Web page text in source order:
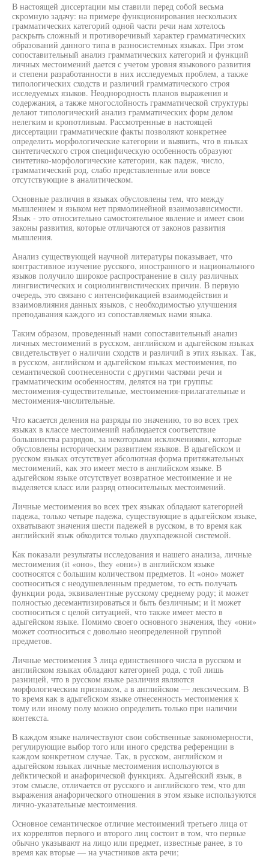
В настоящей диссертации мы ставили перед собой весьма
скромную задачу: на примере функционирования нескольких
грамматических категорий одной части речи нам хотелось
раскрыть сложный и противоречивый характер грамматических
образований данного типа в разносистемных языках. При этом
сопоставительный анализ грамматических категорий и функций
личных местоимений дается с учетом уровня языкового развития
и степени разработанности в них исследуемых проблем, а также
типологических сходств и различий грамматического строя
исследуемых языков. Неоднородность планов выражения и
содержания, а также многослойность грамматической структуры
делают типологический анализ грамматических форм делом
нелегким и кропотливым. Рассмотренные в настоящей
диссертации грамматические факты позволяют конкретнее
определить морфологические категории и выявить, что в языках
синтетического строя специфическую особенность образуют
синтетико-морфологические категории, как падеж, число,
грамматический род, слабо представленные или вовсе
отсутствующие в аналитическом.
Основные различия в языках обусловлены тем, что между
мышлением и языком нет прямолинейной взаимозависимости.
Язык - это относительно самостоятельное явление и имеет свои
законы развития, которые отличаются от законов развития
мышления.
Анализ существующей научной литературы показывает, что
контрастивное изучение русского, иностранного и национального
языков получило широкое распространение в силу различных
лингвистических и социолингвистических причин. В первую
очередь, это связано с интенсификацией взаимодействия и
взаимовлияния данных языков, с необходимостью улучшения
преподавания каждого из сопоставляемых нами языка.
Таким образом, проведенный нами сопоставительный анализ
личных местоимений в русском, английском и адыгейском языках
свидетельствует о наличии сходств и различий в этих языках. Так,
в русском, английском и адыгейском языках местоимения, по
семантической соотнесенности с другими частями речи и
грамматическим особенностям, делятся на три группы:
местоимения-существительные, местоимения-прилагательные и
местоимения-числительные.
Что касается деления на разряды по значению, то во всех трех
языках в классе местоимений наблюдается соответствие
большинства разрядов, за некоторыми исключениями, которые
обусловлены историческим развитием языков. В адыгейском и
русском языках отсутствует абсолютная форма притяжательных
местоимений, как это имеет место в английском языке. В
адыгейском языке отсутствует возвратное местоимение и не
выделяется класс или разряд относительных местоимений.
Личные местоимения во всех трех языках обладают категорией
падежа, только четыре падежа, существующие в адыгейском языке,
охватывают значения шести падежей в русском, в то время как
английский язык обходится только двухпадежной системой.
Как показали результаты исследования и нашего анализа, личные
местоимения (it «оно», they «они») в английском языке
соотносятся с большим количеством предметов. It «оно» может
соотноситься с неодушевленным предметом, то есть получать
функции рода, эквивалентные русскому среднему роду; it может
полностью десемантизироваться и быть безличным; и it может
соотноситься с целой ситуацией, что также имеет место в
адыгейском языке. Помимо своего основного значения, they «они»
может соотноситься с довольно неопределенной группой
предметов.
Личные местоимения 3 лица единственного числа в русском и
английском языках обладают категорией рода, с той лишь
разницей, что в русском языке различия являются
морфологическим признаком, а в английском — лексическим. В
то время как в адыгейском языке отнесенность местоимения к
тому или иному полу можно определить только при наличии
контекста.
В каждом языке наличествуют свои собственные закономерности,
регулирующие выбор того или иного средства референции в
каждом конкретном случае. Так, в русском, английском и
адыгейском языках личные местоимения используются в
дейктической и анафорической функциях. Адыгейский язык, в
этом смысле, отличается от русского и английского тем, что для
выражения анафорического отношения в этом языке используются
лично-указательные местоимения.
Основное семантическое отличие местоимений третьего лица от
их коррелятов первого и второго лиц состоит в том, что первые
обычно указывают на лицо или предмет, известные ранее, в то
время как вторые — на участников акта речи;